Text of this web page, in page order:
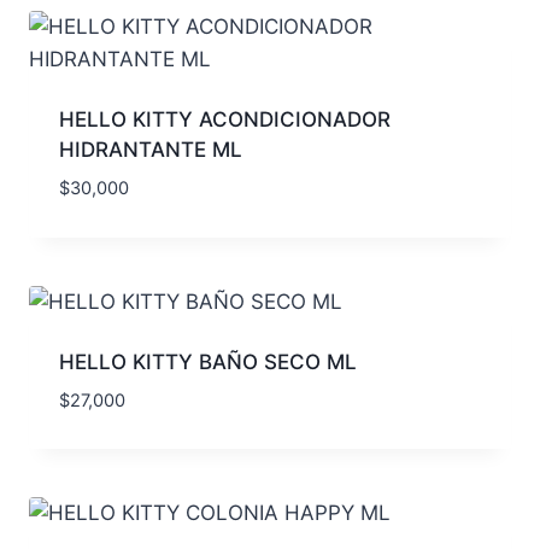
HELLO KITTY ACONDICIONADOR
HIDRANTANTE ML
$30,000
HELLO KITTY BAÑO SECO ML
$27,000